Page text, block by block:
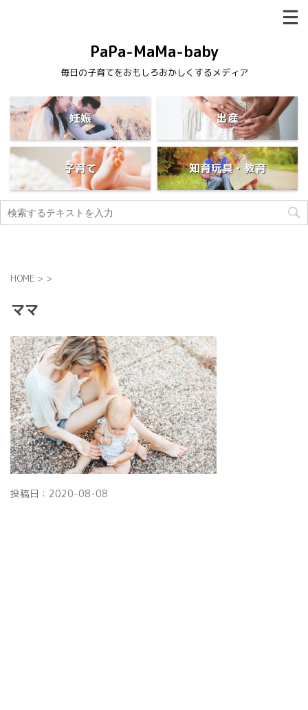
PaPa-MaMa-baby
毎日の子育てをおもしろおかしくするメディア
妊娠 出産
子育て 知育玩具・教育
HOME > >
ママ
投稿日： 2020-08-08